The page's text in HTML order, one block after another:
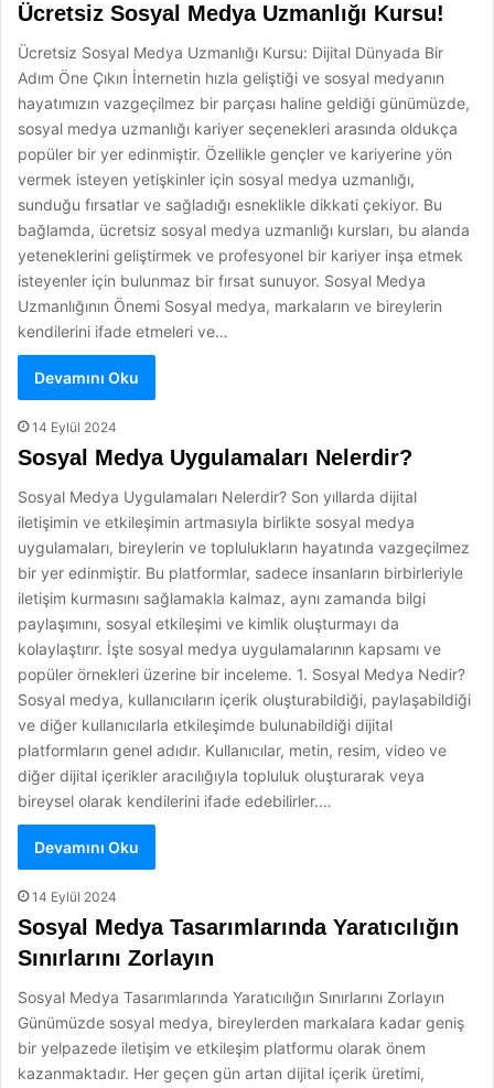
Ücretsiz Sosyal Medya Uzmanlığı Kursu!
Ücretsiz Sosyal Medya Uzmanlığı Kursu: Dijital Dünyada Bir
Adım Öne Çıkın İnternetin hızla geliştiği ve sosyal medyanın
hayatımızın vazgeçilmez bir parçası haline geldiği günümüzde,
sosyal medya uzmanlığı kariyer seçenekleri arasında oldukça
popüler bir yer edinmiştir. Özellikle gençler ve kariyerine yön
vermek isteyen yetişkinler için sosyal medya uzmanlığı,
sunduğu fırsatlar ve sağladığı esneklikle dikkati çekiyor. Bu
bağlamda, ücretsiz sosyal medya uzmanlığı kursları, bu alanda
yeteneklerini geliştirmek ve profesyonel bir kariyer inşa etmek
isteyenler için bulunmaz bir fırsat sunuyor. Sosyal Medya
Uzmanlığının Önemi Sosyal medya, markaların ve bireylerin
kendilerini ifade etmeleri ve…
Devamını Oku
14 Eylül 2024
Sosyal Medya Uygulamaları Nelerdir?
Sosyal Medya Uygulamaları Nelerdir? Son yıllarda dijital
iletişimin ve etkileşimin artmasıyla birlikte sosyal medya
uygulamaları, bireylerin ve toplulukların hayatında vazgeçilmez
bir yer edinmiştir. Bu platformlar, sadece insanların birbirleriyle
iletişim kurmasını sağlamakla kalmaz, aynı zamanda bilgi
paylaşımını, sosyal etkileşimi ve kimlik oluşturmayı da
kolaylaştırır. İşte sosyal medya uygulamalarının kapsamı ve
popüler örnekleri üzerine bir inceleme. 1. Sosyal Medya Nedir?
Sosyal medya, kullanıcıların içerik oluşturabildiği, paylaşabildiği
ve diğer kullanıcılarla etkileşimde bulunabildiği dijital
platformların genel adıdır. Kullanıcılar, metin, resim, video ve
diğer dijital içerikler aracılığıyla topluluk oluşturarak veya
bireysel olarak kendilerini ifade edebilirler.…
Devamını Oku
14 Eylül 2024
Sosyal Medya Tasarımlarında Yaratıcılığın
Sınırlarını Zorlayın
Sosyal Medya Tasarımlarında Yaratıcılığın Sınırlarını Zorlayın
Günümüzde sosyal medya, bireylerden markalara kadar geniş
bir yelpazede iletişim ve etkileşim platformu olarak önem
kazanmaktadır. Her geçen gün artan dijital içerik üretimi,